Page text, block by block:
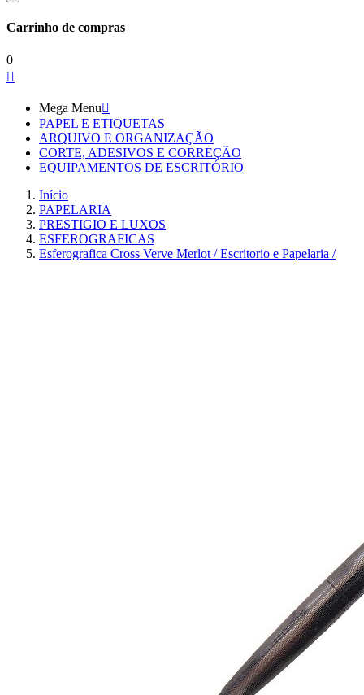
Carrinho de compras
0

Mega Menu
PAPEL E ETIQUETAS
ARQUIVO E ORGANIZAÇÃO
CORTE, ADESIVOS E CORREÇÃO
EQUIPAMENTOS DE ESCRITÓRIO
Início
PAPELARIA
PRESTIGIO E LUXOS
ESFEROGRAFICAS
Esferografica Cross Verve Merlot / Escritorio e Papelaria /